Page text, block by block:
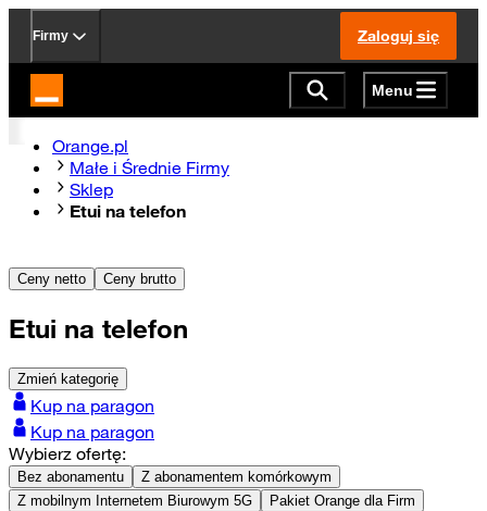
Firmy Zaloguj się
Strona główna Orange.pl Menu
Orange.pl
Małe i Średnie Firmy
Sklep
Etui na telefon
Ceny netto Ceny brutto
Etui na telefon
Zmień kategorię
Kup na paragon
Kup na paragon
Wybierz ofertę:
Bez abonamentu
Z abonamentem komórkowym
Z mobilnym Internetem Biurowym 5G
Pakiet Orange dla Firm